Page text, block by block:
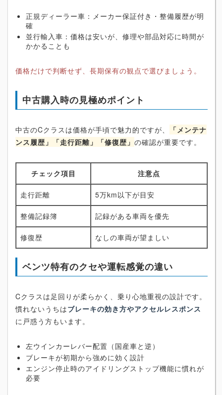
正規ディーラー車：メーカー保証付き・整備履歴が明
確
並行輸入車：価格は安いが、修理や部品対応に時間が
かかることも
価格だけで判断せず、長期保有の観点で選びましょう。
中古購入時の見極めポイント
中古のCクラスは価格が手頃で魅力的ですが、
「メンテナ
ンス履歴」「走行距離」「修復歴」 の確認が重要です。
チェック項目 注意点
走行距離 5万km以下が目安
整備記録簿 記録がある車両を優先
修復歴 なしの車両が望ましい
ベンツ特有のクセや運転感覚の違い
Cクラスは足回りが柔らかく、乗り心地重視の設計です。
慣れないうちはブレーキの効き方やアクセルレスポンス
に戸惑う方もいます。
左ウインカーレバー配置（国産車と逆）
ブレーキが初期から強めに効く設計
エンジン停止時のアイドリングストップ機能に慣れが
必要